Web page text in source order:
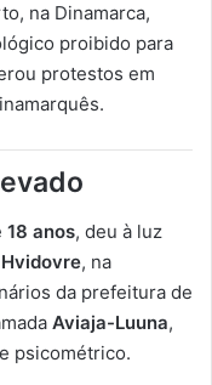
na Dinamarca,
proibido para
protestos em
18 anos, deu à luz
Hvidovre, na
da prefeitura de
Aviaja-Luuna,
psicométrico.